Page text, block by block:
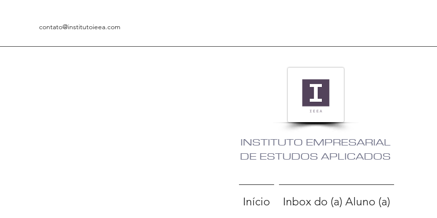
contato@institutoieea.com
INSTITUTO EMPRESARIAL
DE ESTUDOS APLICADOS
Início Inbox do (a) Aluno (a)